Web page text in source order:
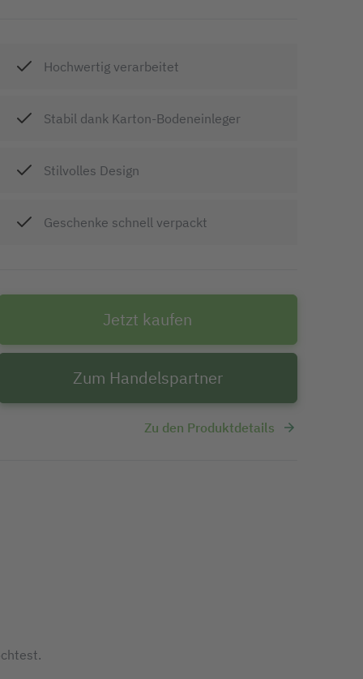
Hochwertig verarbeitet
Stabil dank Karton-Bodeneinleger
Stilvolles Design
Geschenke schnell verpackt
Jetzt kaufen
Zum Handelspartner
Zu den Produktdetails